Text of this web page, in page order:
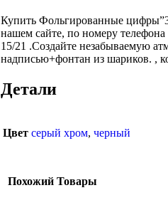
Купить Фольгированные
нашем сайте, по номеру телефона
15/21 .Создайте незабываемую
надписью+фонтан из шариков. ,
Детали
Цвет серый хром, черный
Похожий Товары